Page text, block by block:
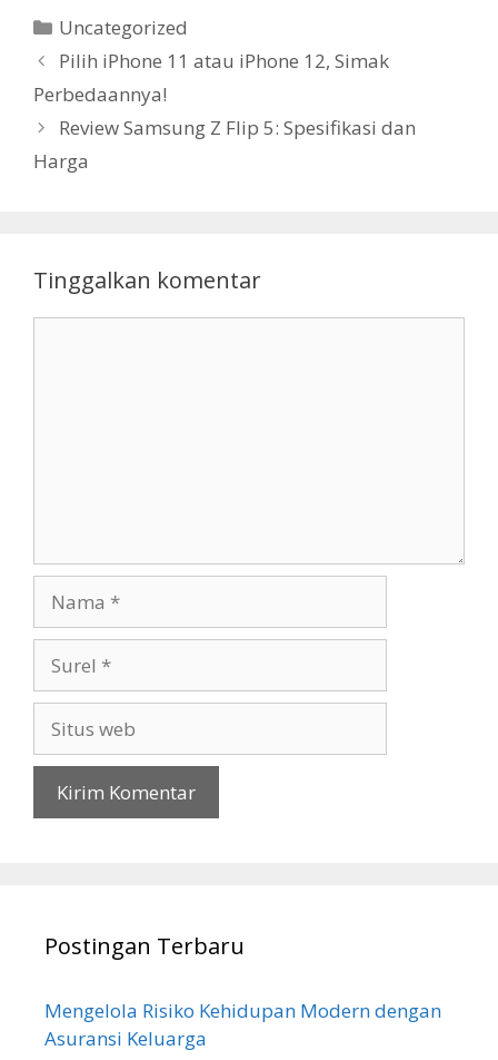
Kategori
Uncategorized
Pilih iPhone 11 atau iPhone 12, Simak
Perbedaannya!
Review Samsung Z Flip 5: Spesifikasi dan
Harga
Tinggalkan komentar
web
Postingan Terbaru
Mengelola Risiko Kehidupan Modern dengan
Asuransi Keluarga